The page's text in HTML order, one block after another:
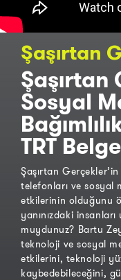
Şaşırtan
Şaşırtan
Sosyal
TRT
Şaşırtan
telefonları ve sosyal
etkilerinin olduğunu
yanınızdaki insanları
muydunuz? Bartu
teknoloji ve sosyal
etkilerini, teknoloji
kaybedebileceğini,